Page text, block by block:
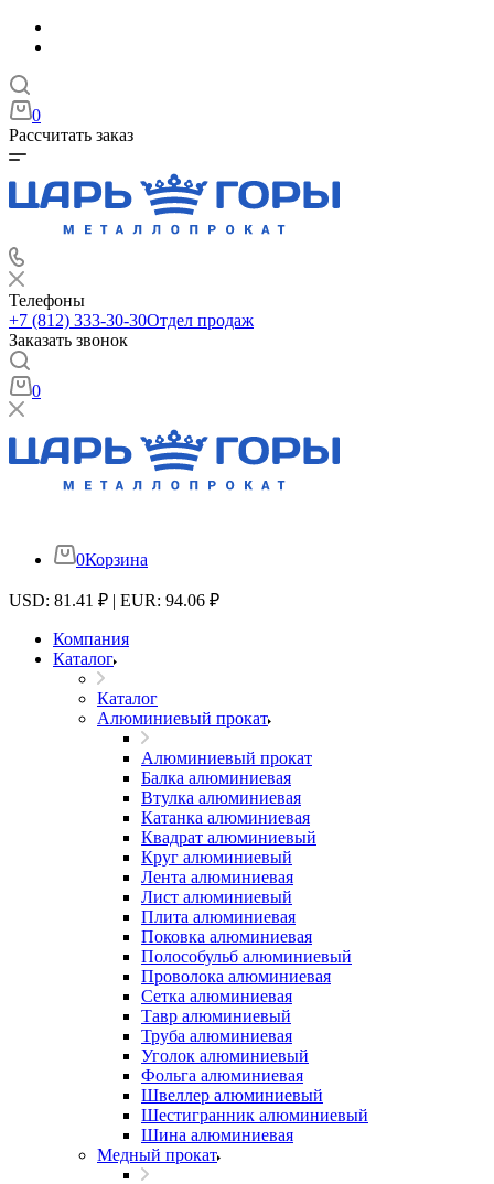
0
Рассчитать заказ
Телефоны
+7 (812) 333-30-30Отдел продаж
Заказать звонок
0
0Корзина
USD: 81.41 ₽ | EUR: 94.06 ₽
Компания
Каталог
Каталог
Алюминиевый прокат
Алюминиевый прокат
Балка алюминиевая
Втулка алюминиевая
Катанка алюминиевая
Квадрат алюминиевый
Круг алюминиевый
Лента алюминиевая
Лист алюминиевый
Плита алюминиевая
Поковка алюминиевая
Полособульб алюминиевый
Проволока алюминиевая
Сетка алюминиевая
Тавр алюминиевый
Труба алюминиевая
Уголок алюминиевый
Фольга алюминиевая
Швеллер алюминиевый
Шестигранник алюминиевый
Шина алюминиевая
Медный прокат